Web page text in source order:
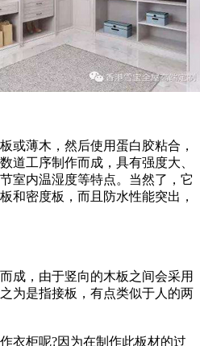
薄木，然后使用蛋白胶粘合，
道工序制作而成，具有强度大、
室内温湿度等特点。当然了，它
和密度板，而且防水性能突出，
，由于竖向的木板之间会采用
为是指接板，有点类似于人的两
柜呢?因为在制作此板材的过